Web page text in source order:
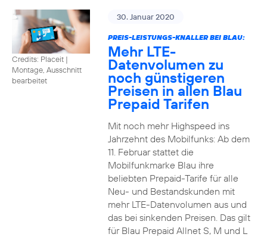
Credits: Placeit |
Montage, Ausschnitt
bearbeitet
30. Januar 2020
PREIS-LEISTUNGS-KNALLER BEI BLAU:
Mehr LTE-
Datenvolumen zu
noch günstigeren
Preisen in allen Blau
Prepaid Tarifen
Mit noch mehr Highspeed ins
Jahrzehnt des Mobilfunks: Ab dem
11. Februar stattet die
Mobilfunkmarke Blau ihre
beliebten Prepaid-Tarife für alle
Neu- und Bestandskunden mit
mehr LTE-Datenvolumen aus und
das bei sinkenden Preisen. Das gilt
für Blau Prepaid Allnet S, M und L